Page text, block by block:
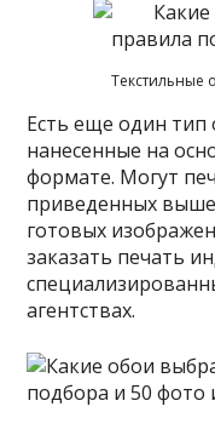
Текстильные
Есть еще один
нанесенные на
формате. Могут
приведенных
готовых
заказать печать
агентствах.